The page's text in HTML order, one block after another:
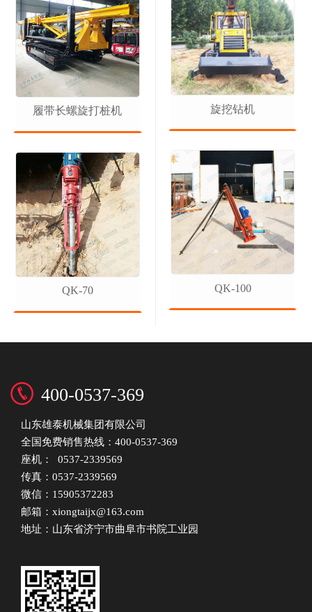
履带长螺旋打桩机
QK-70
旋挖钻机
QK-100
400-0537-369
山东雄泰机械集团有限公司
全国免费销售热线：400-0537-369
座机： 0537-2339569
传真：0537-2339569
微信：15905372283
邮箱：xiongtaijx@163.com
地址：山东省济宁市曲阜市书院工业园